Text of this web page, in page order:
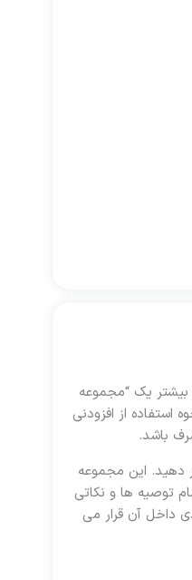
یک “مجموعه
از افزودنی
باشد.
دهید. این مجموعه
توصیه ها و نکاتی
داخل آن قرار می